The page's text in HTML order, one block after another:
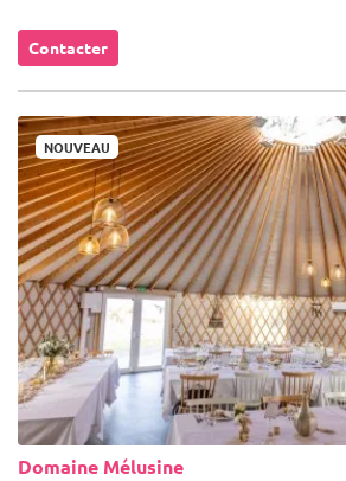
Contacter
NOUVEAU
Domaine Mélusine